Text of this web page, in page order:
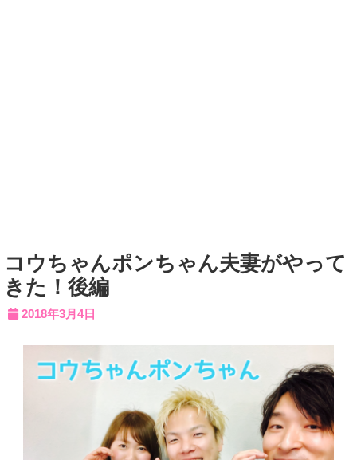
コウちゃんポンちゃん夫妻がやって
きた！後編
2018年3月4日